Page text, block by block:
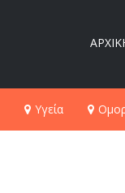
Υγεία